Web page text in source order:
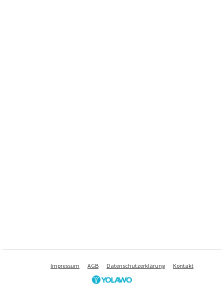
Impressum AGB Datenschutzerklärung Kontakt